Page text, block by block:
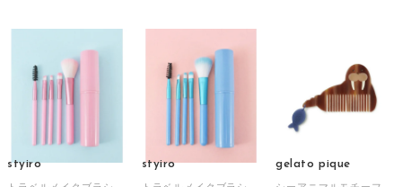
styiro styiro gelato pique